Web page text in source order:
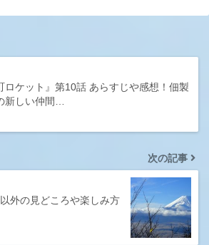
ロケット』第10話 あらすじや感想！佃製
新しい仲間…
次の記事
外の見どころや楽しみ方